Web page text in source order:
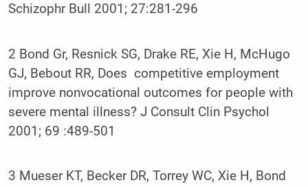
Schizophr Bull 2001; 27:281-296
2 Bond Gr, Resnick SG, Drake RE, Xie H, McHugo
GJ, Bebout RR, Does competitive employment
improve nonvocational outcomes for people with
severe mental illness? J Consult Clin Psychol
2001; 69 :489-501
3 Mueser KT, Becker DR, Torrey WC, Xie H, Bond